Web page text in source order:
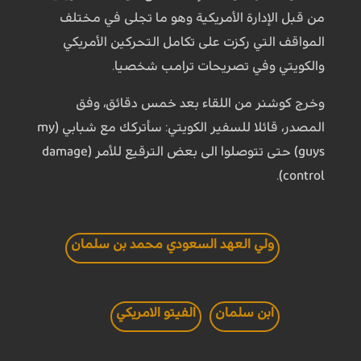
من قبل الإدارة الأمريكية وهو ما تجلى في مختلف
المواقف التي ركزت على تكامل التحركين الأمريكي
والكويتي وفي تصريحات ترامب شخصيا.
وخرج كوشنر من اللقاء بعد خمس دقائق، وفق
المصدر، قائلا للسفير الكويتي: سأتركك مع شبابي (my
guys) حتى تتوصلوا الى بعض الترقيع للأمر (damage
control).
ولي العهد السعودي محمد بن سلمان
ابن سلمان الفيتو الامريكي